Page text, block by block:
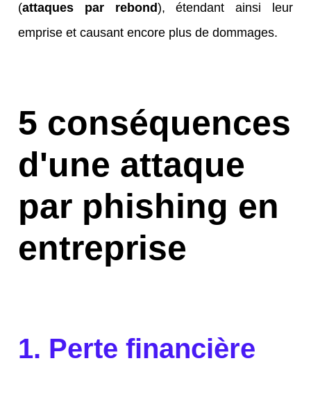
(attaques par rebond), étendant ainsi leur
emprise et causant encore plus de dommages.
5 conséquences
d'une attaque
par phishing en
entreprise
1. Perte financière